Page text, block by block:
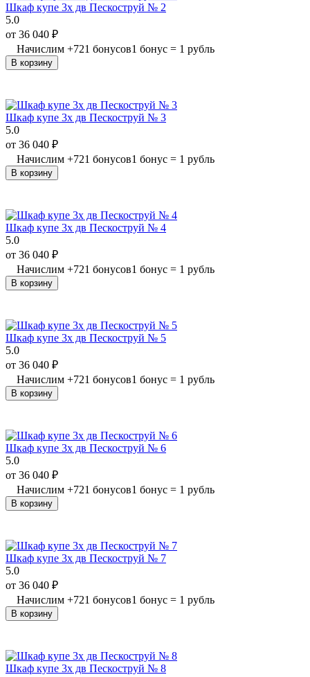
Шкаф купе 3х дв Пескоструй № 2
5.0
от 36 040 ₽
Начислим +721 бонусов1 бонус = 1 рубль
В корзину
Шкаф купе 3х дв Пескоструй № 3
5.0
от 36 040 ₽
Начислим +721 бонусов1 бонус = 1 рубль
В корзину
Шкаф купе 3х дв Пескоструй № 4
5.0
от 36 040 ₽
Начислим +721 бонусов1 бонус = 1 рубль
В корзину
Шкаф купе 3х дв Пескоструй № 5
5.0
от 36 040 ₽
Начислим +721 бонусов1 бонус = 1 рубль
В корзину
Шкаф купе 3х дв Пескоструй № 6
5.0
от 36 040 ₽
Начислим +721 бонусов1 бонус = 1 рубль
В корзину
Шкаф купе 3х дв Пескоструй № 7
5.0
от 36 040 ₽
Начислим +721 бонусов1 бонус = 1 рубль
В корзину
Шкаф купе 3х дв Пескоструй № 8